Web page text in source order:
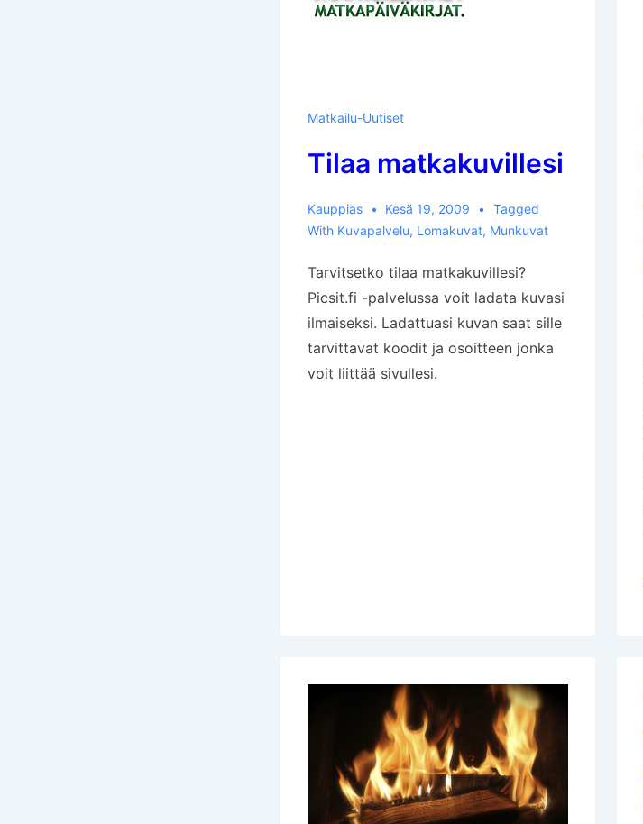
Matkailu-Uutiset
Tilaa matkakuvillesi
Kauppias Kesä 19, 2009
Tagged
With Kuvapalvelu, Lomakuvat, Munkuvat
Tarvitsetko tilaa matkakuvillesi?
Picsit.fi -palvelussa voit ladata kuvasi
ilmaiseksi. Ladattuasi kuvan saat sille
tarvittavat koodit ja osoitteen jonka
voit liittää sivullesi.